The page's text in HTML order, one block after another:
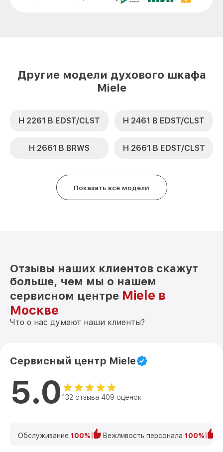
Другие модели духового шкафа
Miele
H 2261 B EDST/CLST H 2461 B EDST/CLST
H 2661 B BRWS H 2661 B EDST/CLST
Показать все модели
Отзывы наших клиентов скажут
больше, чем мы о нашем
сервисном центре Miele в
Москве
Что о нас думают наши клиенты?
Сервисный центр Miele
5.0 132 отзыва 409 оценок
Обслуживание 100% Вежливость персонала 100%